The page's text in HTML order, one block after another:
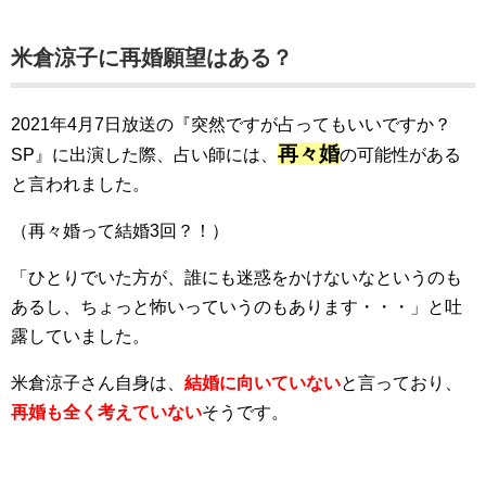
米倉涼子に再婚願望はある？
2021年4月7日放送の『突然ですが占ってもいいですか？
SP』に出演した際、占い師には、 再々婚の可能性がある
と言われました。
（再々婚って結婚3回？！）
「ひとりでいた方が、誰にも迷惑をかけないなというのも
あるし、ちょっと怖いっていうのもあります・・・」と吐
露していました。
米倉涼子さん自身は、 結婚に向いていないと言っており、
再婚も全く考えていないそうです。